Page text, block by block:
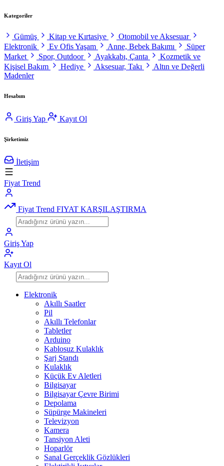
Kategoriler
Gümüş Kitap ve Kırtasiye
Otomobil ve Aksesuar
Elektronik
Ev Ofis Yaşam Anne, Bebek Bakımı
Süper
Market
Spor, Outdoor Ayakkabı, Çanta
Kozmetik ve
Kişisel Bakım
Hediye Aksesuar, Takı
Altın ve Değerli
Madenler
Hesabım
Giriş Yap Kayıt Ol
Şirketimiz
İletişim
Fiyat Trend
Fiyat Trend FIYAT KARŞILAŞTIRMA
Giriş Yap
Kayıt Ol
Elektronik
Akıllı Saatler
Pil
Akıllı Telefonlar
Tabletler
Arduino
Kablosuz Kulaklık
Şarj Standı
Kulaklık
Küçük Ev Aletleri
Bilgisayar
Bilgisayar Çevre Birimi
Depolama
Süpürge Makineleri
Televizyon
Kamera
Tansiyon Aleti
Hoparlör
Sanal Gerçeklik Gözlükleri